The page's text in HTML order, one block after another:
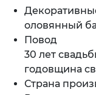
оловянный
Повод
30 лет
годовщина
Страна